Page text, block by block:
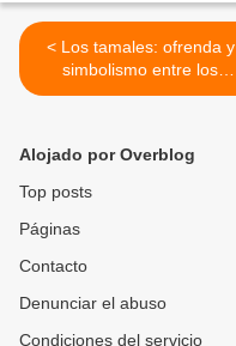
< Los tamales: ofrenda y
simbolismo entre los
nahuas de la Huasteca
Alojado por Overblog
Top posts
Páginas
Contacto
Denunciar el abuso
Condiciones del servicio